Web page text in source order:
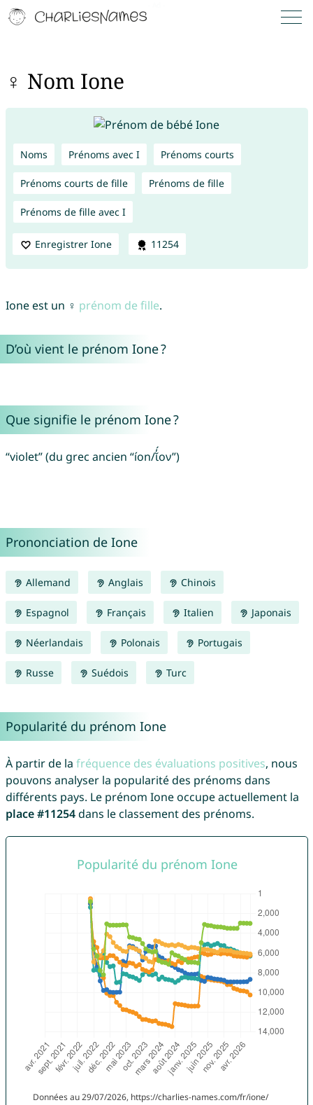
♀ Nom Ione
Noms Prénoms avec I Prénoms courts
Prénoms courts de fille Prénoms de fille
Prénoms de fille avec I
Enregistrer Ione 11254
Ione est un ♀ prénom de fille.
D’où vient le prénom Ione ?
Que signifie le prénom Ione ?
“violet” (du grec ancien “íon/ῐ̓́ον”)
Prononciation de Ione
Allemand Anglais Chinois
Espagnol Français Italien Japonais
Néerlandais Polonais Portugais
Russe Suédois Turc
Popularité du prénom Ione
À partir de la fréquence des évaluations positives, nous
pouvons analyser la popularité des prénoms dans
différents pays. Le prénom Ione occupe actuellement la
place #11254dans le classement des prénoms.